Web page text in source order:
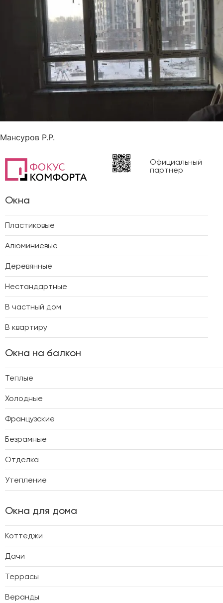
Мансуров Р.Р.
Официальный
партнер
Окна
Пластиковые
Алюминиевые
Деревянные
Нестандартные
В частный дом
В квартиру
Окна на балкон
Теплые
Холодные
Французские
Безрамные
Отделка
Утепление
Окна для дома
Коттеджи
Дачи
Террасы
Веранды